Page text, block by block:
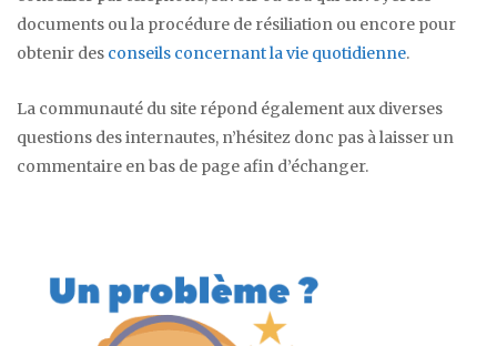
documents ou la procédure de résiliation ou encore pour
obtenir des conseils concernant la vie quotidienne.
La communauté du site répond également aux diverses
questions des internautes, n’hésitez donc pas à laisser un
commentaire en bas de page afin d’échanger.